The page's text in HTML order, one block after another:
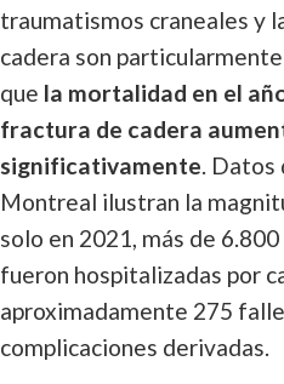
traumatismos craneales y
cadera son
que la mortalidad en el
fractura de cadera
significativamente. Datos
Montreal ilustran la
solo en 2021, más de
fueron hospitalizadas por
aproximadamente 275
complicaciones derivadas.